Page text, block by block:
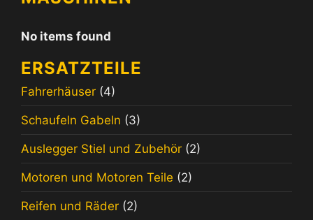
No items found
ERSATZTEILE
Fahrerhäuser (4)
Schaufeln Gabeln (3)
Auslegger Stiel und Zubehör (2)
Motoren und Motoren Teile (2)
Reifen und Räder (2)